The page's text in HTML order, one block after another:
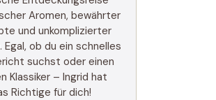
Aromen, bewährter
und unkomplizierter
Egal, ob du ein schnelles
suchst oder einen
Klassiker – Ingrid hat
Richtige für dich!